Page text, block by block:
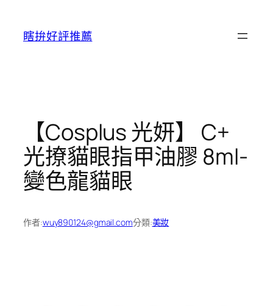
瞎拚好評推薦
【Cosplus 光妍】 C+
光撩貓眼指甲油膠 8ml-
變色龍貓眼
作者:wuy890124@gmail.com分類:美妝